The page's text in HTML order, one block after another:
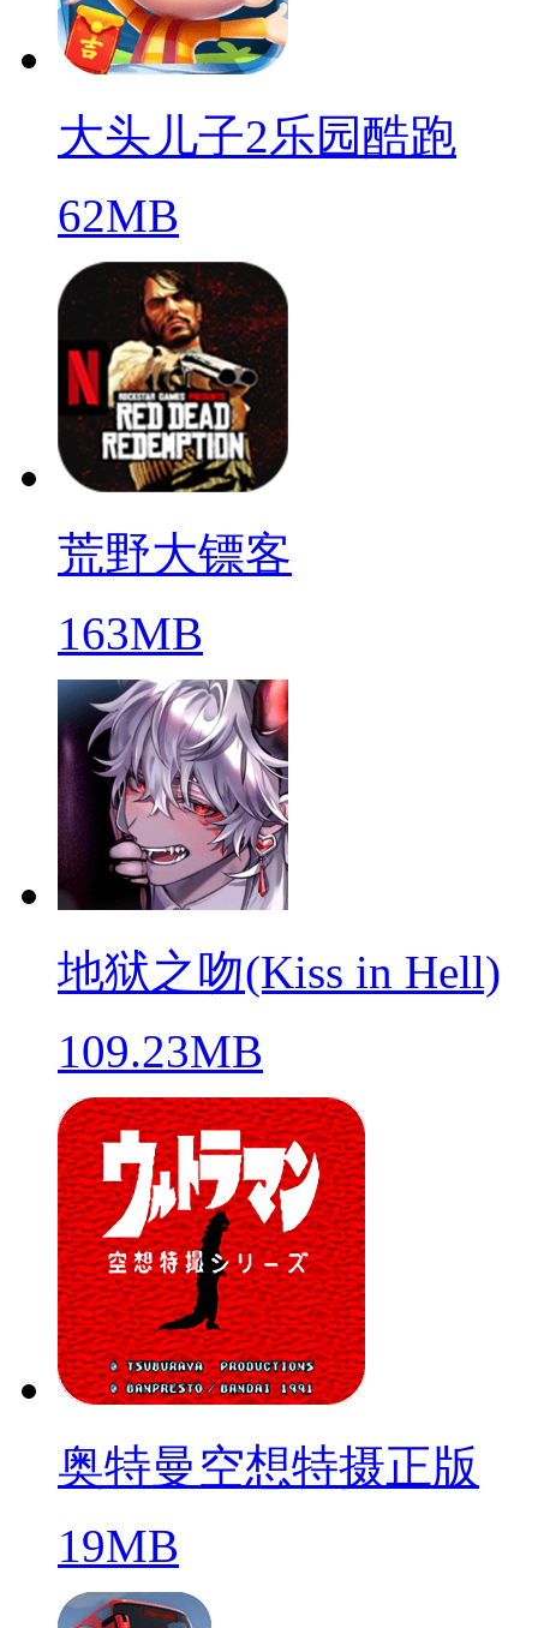
大头儿子2乐园酷跑
62MB
荒野大镖客
163MB
地狱之吻(Kiss in Hell)
109.23MB
奥特曼空想特摄正版
19MB